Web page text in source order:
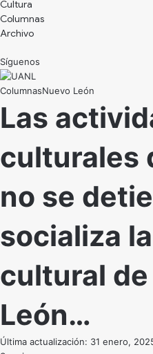
Cultura
Archivo
Síguenos
Nuevo León
Las
culturales
no se
socializa
cultural de
León…
Última actualización: 31 enero,